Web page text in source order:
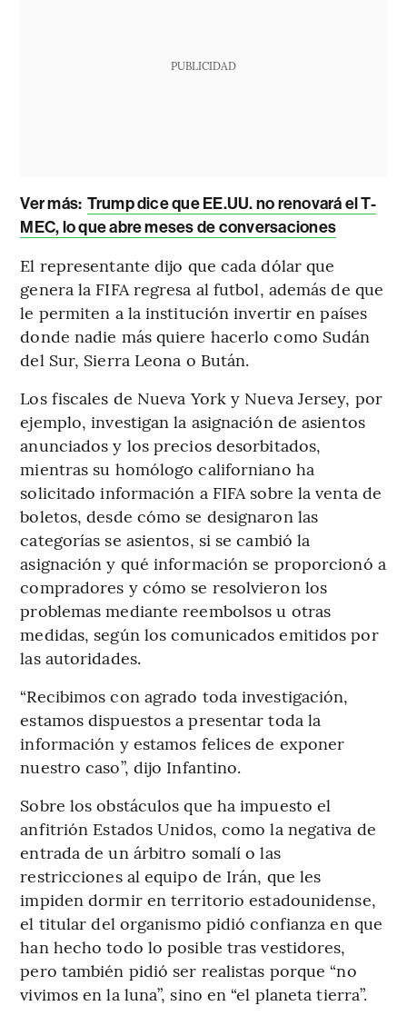
PUBLICIDAD
Ver más: Trump dice que EE.UU. no renovará el T-
MEC, lo que abre meses de conversaciones
El representante dijo que cada dólar que
genera la FIFA regresa al futbol, además de que
le permiten a la institución invertir en países
donde nadie más quiere hacerlo como Sudán
del Sur, Sierra Leona o Bután.
Los fiscales de Nueva York y Nueva Jersey, por
ejemplo, investigan la asignación de asientos
anunciados y los precios desorbitados,
mientras su homólogo californiano ha
solicitado información a FIFA sobre la venta de
boletos, desde cómo se designaron las
categorías se asientos, si se cambió la
asignación y qué información se proporcionó a
compradores y cómo se resolvieron los
problemas mediante reembolsos u otras
medidas, según los comunicados emitidos por
las autoridades.
“Recibimos con agrado toda investigación,
estamos dispuestos a presentar toda la
información y estamos felices de exponer
nuestro caso”, dijo Infantino.
Sobre los obstáculos que ha impuesto el
anfitrión Estados Unidos, como la negativa de
entrada de un árbitro somalí o las
restricciones al equipo de Irán, que les
impiden dormir en territorio estadounidense,
el titular del organismo pidió confianza en que
han hecho todo lo posible tras vestidores,
pero también pidió ser realistas porque “no
vivimos en la luna”, sino en “el planeta tierra”.